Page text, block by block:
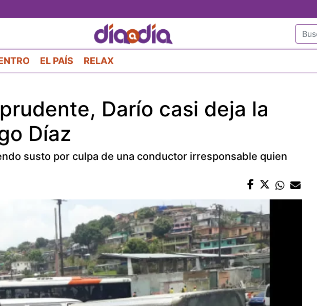
al
contenido
principal
EL PAÍS RELAX
Darío casi deja la
Díaz
susto por culpa de una conductor irresponsable quien